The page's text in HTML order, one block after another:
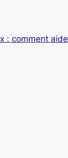
: comment